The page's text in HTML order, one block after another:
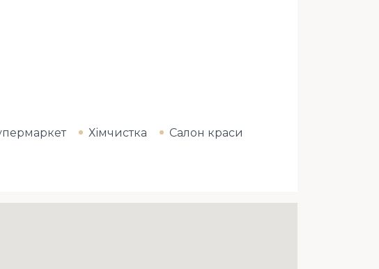
Хімчистка
Салон краси